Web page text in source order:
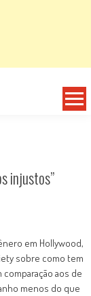
injustos”
em Hollywood,
sobre como tem
aos de
menos do que